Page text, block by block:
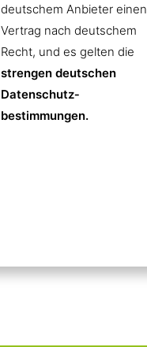
deutschem Anbieter einen
Vertrag nach deutschem
Recht, und es gelten die
strengen deutschen
Datenschutz­
bestimmungen.